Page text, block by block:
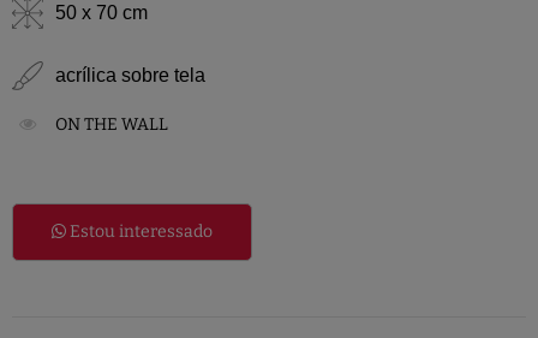
50 x 70 cm
acrílica sobre tela
ON THE WALL
Estou interessado